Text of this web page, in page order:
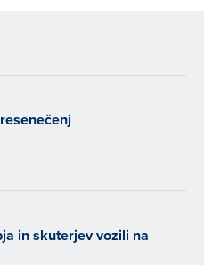
in skuterjev vozili na